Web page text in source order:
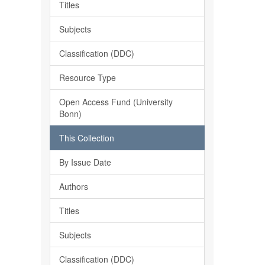
Titles
Subjects
Classification (DDC)
Resource Type
Open Access Fund (University
Bonn)
This Collection
By Issue Date
Authors
Titles
Subjects
Classification (DDC)